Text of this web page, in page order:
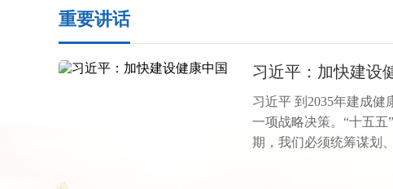
重要讲话
习近平：加快建设
习近平 到2035年建成健
一项战略决策。“十五
期，我们必须统筹谋划